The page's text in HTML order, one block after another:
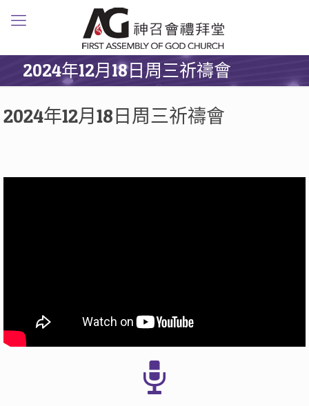
2024年12月18日周三祈禱會
2024年12月18日周三祈禱會